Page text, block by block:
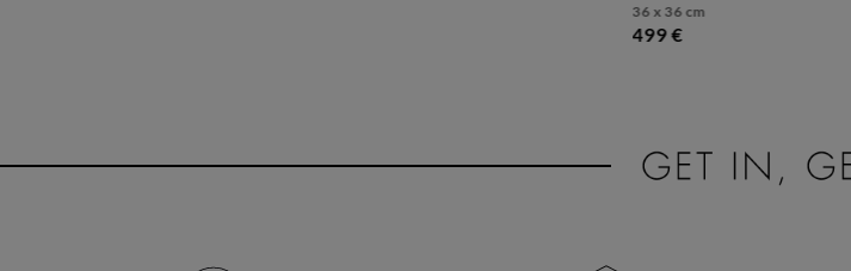
36 x 36 cm
499 €